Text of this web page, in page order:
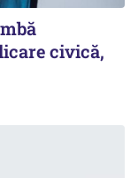
civică,